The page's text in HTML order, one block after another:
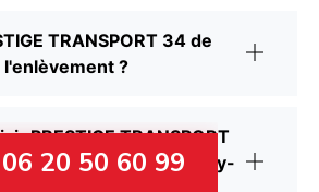
TRANSPORT 34 de
?
PRESTIGE TRANSPORT
une épave à Saint-Gely-
06 20 50 60 99